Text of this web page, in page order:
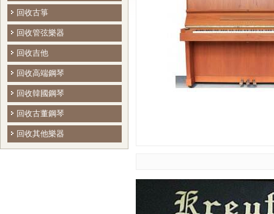
回收古箏
回收管弦樂器
回收吉他
回收高端鋼琴
回收韓國鋼琴
回收古董鋼琴
回收其他樂器